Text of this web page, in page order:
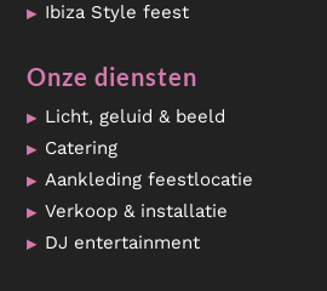
Ibiza Style feest
Onze diensten
Licht, geluid & beeld
Catering
Aankleding feestlocatie
Verkoop & installatie
DJ entertainment